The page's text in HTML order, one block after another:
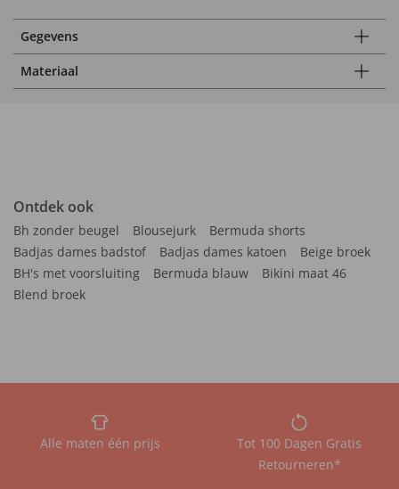
Gegevens
Materiaal
Ontdek ook
Bh zonder beugel Blousejurk
Bermuda shorts
Badjas dames badstof
Badjas dames katoen
Beige broek
BH's met voorsluiting
Bermuda blauw
Bikini maat 46
Blend broek
Alle maten één prijs
Tot 100 Dagen Gratis
Retourneren*